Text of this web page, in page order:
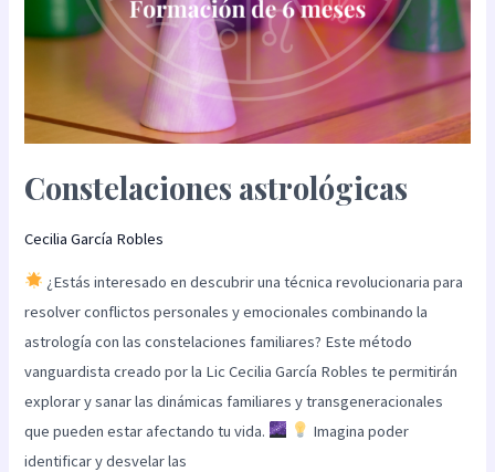
Constelaciones astrológicas
Cecilia García Robles
¿Estás interesado en descubrir una técnica revolucionaria para
resolver conflictos personales y emocionales combinando la
astrología con las constelaciones familiares? Este método
vanguardista creado por la Lic Cecilia García Robles te permitirán
explorar y sanar las dinámicas familiares y transgeneracionales
que pueden estar afectando tu vida.
Imagina poder
identificar y desvelar las